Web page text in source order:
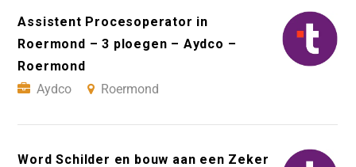
Assistent Procesoperator in
Roermond – 3 ploegen – Aydco –
Roermond
Aydco
Roermond
Word Schilder en bouw aan een Zeker